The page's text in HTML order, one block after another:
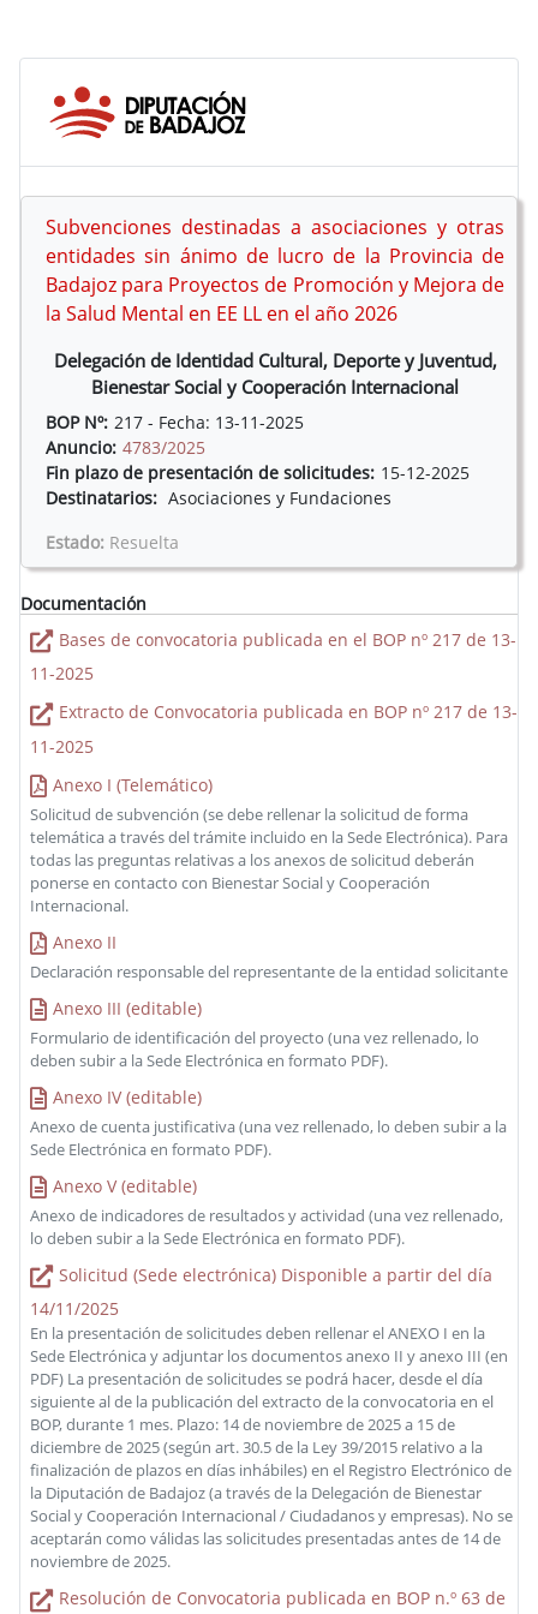
Subvenciones destinadas a asociaciones y otras
entidades sin ánimo de lucro de la Provincia de
Badajoz para Proyectos de Promoción y Mejora de
la Salud Mental en EE LL en el año 2026
Delegación de Identidad Cultural, Deporte y Juventud,
Bienestar Social y Cooperación Internacional
BOP Nº: 217 - Fecha: 13-11-2025
Anuncio: 4783/2025
Fin plazo de presentación de solicitudes: 15-12-2025
Destinatarios: Asociaciones y Fundaciones
Estado: Resuelta
Documentación
Bases de convocatoria publicada en el BOP nº 217 de 13-
11-2025
Extracto de Convocatoria publicada en BOP nº 217 de 13-
11-2025
Anexo I (Telemático)
Solicitud de subvención (se debe rellenar la solicitud de forma
telemática a través del trámite incluido en la Sede Electrónica). Para
todas las preguntas relativas a los anexos de solicitud deberán
ponerse en contacto con Bienestar Social y Cooperación
Internacional.
Anexo II
Declaración responsable del representante de la entidad solicitante
Anexo III (editable)
Formulario de identificación del proyecto (una vez rellenado, lo
deben subir a la Sede Electrónica en formato PDF).
Anexo IV (editable)
Anexo de cuenta justificativa (una vez rellenado, lo deben subir a la
Sede Electrónica en formato PDF).
Anexo V (editable)
Anexo de indicadores de resultados y actividad (una vez rellenado,
lo deben subir a la Sede Electrónica en formato PDF).
Solicitud (Sede electrónica) Disponible a partir del día
14/11/2025
En la presentación de solicitudes deben rellenar el ANEXO I en la
Sede Electrónica y adjuntar los documentos anexo II y anexo III (en
PDF) La presentación de solicitudes se podrá hacer, desde el día
siguiente al de la publicación del extracto de la convocatoria en el
BOP, durante 1 mes. Plazo: 14 de noviembre de 2025 a 15 de
diciembre de 2025 (según art. 30.5 de la Ley 39/2015 relativo a la
finalización de plazos en días inhábiles) en el Registro Electrónico de
la Diputación de Badajoz (a través de la Delegación de Bienestar
Social y Cooperación Internacional / Ciudadanos y empresas). No se
aceptarán como válidas las solicitudes presentadas antes de 14 de
noviembre de 2025.
Resolución de Convocatoria publicada en BOP n.º 63 de